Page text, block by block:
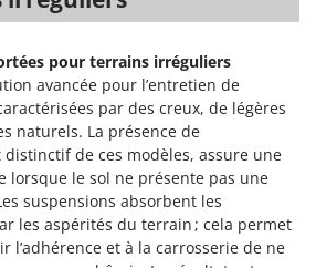
pour terrains irréguliers
avancée pour l’entretien de
par des creux, de légères
naturels. La présence de
distinctif de ces modèles, assure une
lorsque le sol ne présente pas une
suspensions absorbent les
les aspérités du terrain ; cela permet
l’adhérence et à la carrosserie de ne